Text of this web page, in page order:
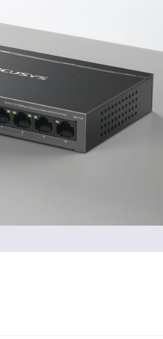
cho các thiết bị tiêu thụ năng lượng cao hơn